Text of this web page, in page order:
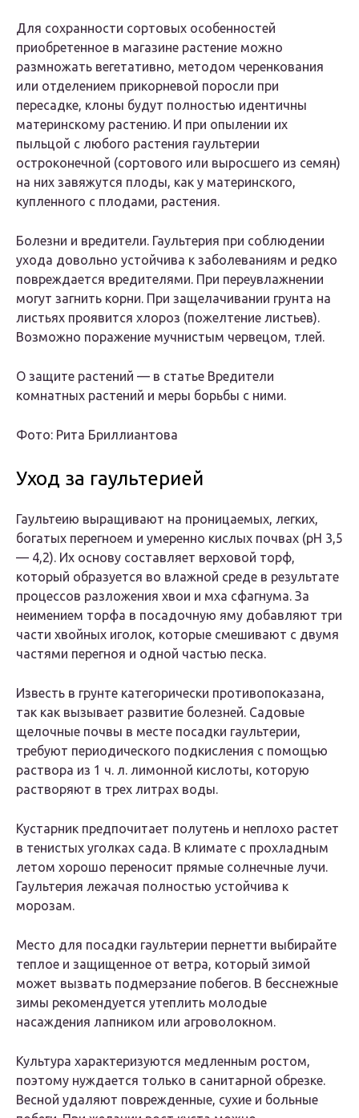
Для сохранности сортовых особенностей
приобретенное в магазине растение можно
размножать вегетативно, методом черенкования
или отделением прикорневой поросли при
пересадке, клоны будут полностью идентичны
материнскому растению. И при опылении их
пыльцой с любого растения гаультерии
остроконечной (сортового или выросшего из семян)
на них завяжутся плоды, как у материнского,
купленного с плодами, растения.
Болезни и вредители. Гаультерия при соблюдении
ухода довольно устойчива к заболеваниям и редко
повреждается вредителями. При переувлажнении
могут загнить корни. При защелачивании грунта на
листьях проявится хлороз (пожелтение листьев).
Возможно поражение мучнистым червецом, тлей.
О защите растений — в статье Вредители
комнатных растений и меры борьбы с ними.
Фото: Рита Бриллиантова
Уход за гаультерией
Гаультеию выращивают на проницаемых, легких,
богатых перегноем и умеренно кислых почвах (рН 3,5
— 4,2). Их основу составляет верховой торф,
который образуется во влажной среде в результате
процессов разложения хвои и мха сфагнума. За
неимением торфа в посадочную яму добавляют три
части хвойных иголок, которые смешивают с двумя
частями перегноя и одной частью песка.
Известь в грунте категорически противопоказана,
так как вызывает развитие болезней. Садовые
щелочные почвы в месте посадки гаультерии,
требуют периодического подкисления с помощью
раствора из 1 ч. л. лимонной кислоты, которую
растворяют в трех литрах воды.
Кустарник предпочитает полутень и неплохо растет
в тенистых уголках сада. В климате с прохладным
летом хорошо переносит прямые солнечные лучи.
Гаультерия лежачая полностью устойчива к
морозам.
Место для посадки гаультерии пернетти выбирайте
теплое и защищенное от ветра, который зимой
может вызвать подмерзание побегов. В бесснежные
зимы рекомендуется утеплить молодые
насаждения лапником или агроволокном.
Культура характеризуются медленным ростом,
поэтому нуждается только в санитарной обрезке.
Весной удаляют поврежденные, сухие и больные